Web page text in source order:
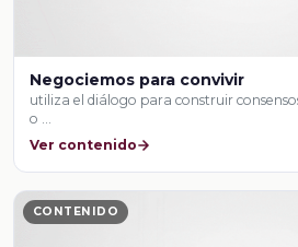
Negociemos para convivir
utiliza el diálogo para construir
o …
Ver contenido
CONTENIDO